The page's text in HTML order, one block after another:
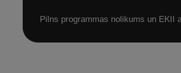
Pilns programmas nolikums un EKII